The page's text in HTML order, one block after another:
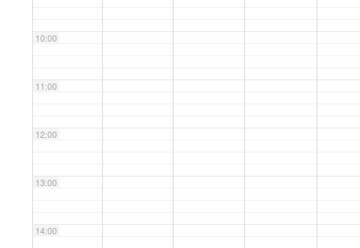
10:00
11:00
12:00
13:00
14:00